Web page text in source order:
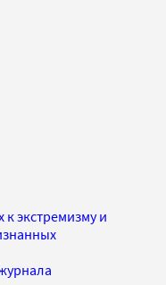
экстремизму и